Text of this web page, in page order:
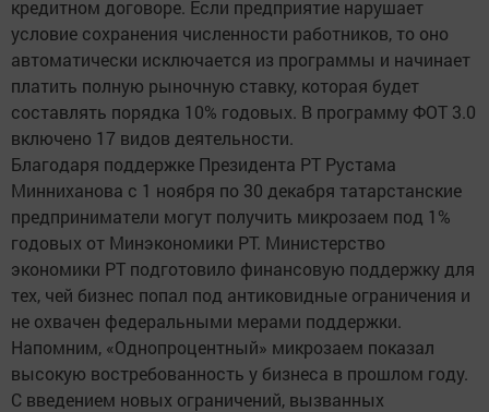
кредитном договоре. Если предприятие нарушает
условие сохранения численности работников, то оно
автоматически исключается из программы и начинает
платить полную рыночную ставку, которая будет
составлять порядка 10% годовых. В программу ФОТ 3.0
включено 17 видов деятельности.
Благодаря поддержке Президента РТ Рустама
Минниханова с 1 ноября по 30 декабря татарстанские
предприниматели могут получить микрозаем под 1%
годовых от Минэкономики РТ. Министерство
экономики РТ подготовило финансовую поддержку для
тех, чей бизнес попал под антиковидные ограничения и
не охвачен федеральными мерами поддержки.
Напомним, «Однопроцентный» микрозаем показал
высокую востребованность у бизнеса в прошлом году.
С введением новых ограничений, вызванных